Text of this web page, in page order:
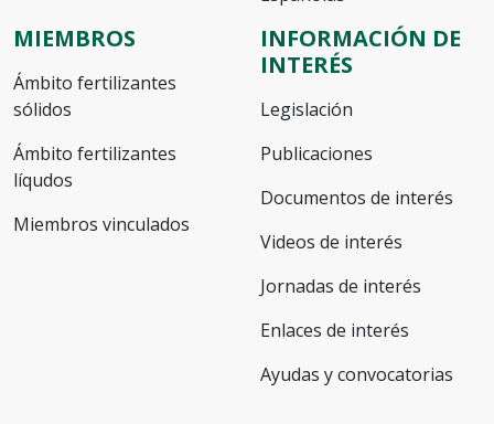
MIEMBROS
Ámbito fertilizantes
sólidos
Ámbito fertilizantes
líqudos
Miembros vinculados
INFORMACIÓN DE
INTERÉS
Legislación
Publicaciones
Documentos de interés
Videos de interés
Jornadas de interés
Enlaces de interés
Ayudas y convocatorias